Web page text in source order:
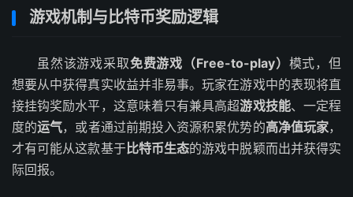
游戏机制与比特币奖励逻辑
虽然该游戏采取免费游戏（Free-to-play） 模式，但
想要从中获得真实收益并非易事。玩家在游戏中的表现将直
接挂钩奖励水平，这意味着只有兼具高超游戏技能、一定程
度的运气，或者通过前期投入资源积累优势的高净值玩家，
才有可能从这款基于比特币生态的游戏中脱颖而出并获得实
际回报。